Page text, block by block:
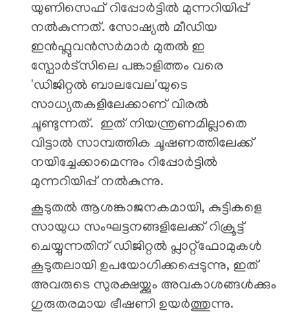
യുണിസെഫ് റിപ്പോർട്ടിൽ മുന്നറിയിപ്പ്
നൽകുന്നത്. സോഷ്യൽ മീഡിയ
ഇൻഫ്ലുവൻസർമാർ മുതൽ ഇ
സ്പോർട്സിലെ പങ്കാളിത്തം വരെ
'ഡിജിറ്റൽ ബാലവേല'യുടെ
സാധ്യതകളിലേക്കാണ് വിരൽ
ചൂണ്ടുന്നത്. ഇത് നിയന്ത്രണമില്ലാതെ
വിട്ടാൽ സാമ്പത്തിക ചൂഷണത്തിലേക്ക്
നയിച്ചേക്കാമെന്നും റിപ്പോർട്ടിൽ
മുന്നറിയിപ്പ് നൽകുന്നു.
കൂടുതൽ ആശങ്കാജനകമായി, കുട്ടികളെ
സായുധ സംഘട്ടനങ്ങളിലേക്ക് റിക്രൂട്ട്
ചെയ്യുന്നതിന് ഡിജിറ്റൽ പ്ലാറ്റ്‌ഫോമുകൾ
കൂടുതലായി ഉപയോഗിക്കപ്പെടുന്നു, ഇത്
അവരുടെ സുരക്ഷയ്ക്കും അവകാശങ്ങൾക്കും
ഗുരുതരമായ ഭീഷണി ഉയർത്തുന്നു.